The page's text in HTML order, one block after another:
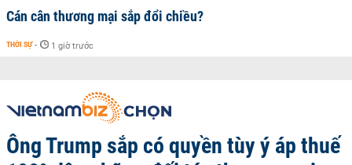
Cán cân thương mại sắp đổi chiều?
THỜI SỰ - 1 giờ trước
Ông Trump sắp có quyền tùy ý áp thuế